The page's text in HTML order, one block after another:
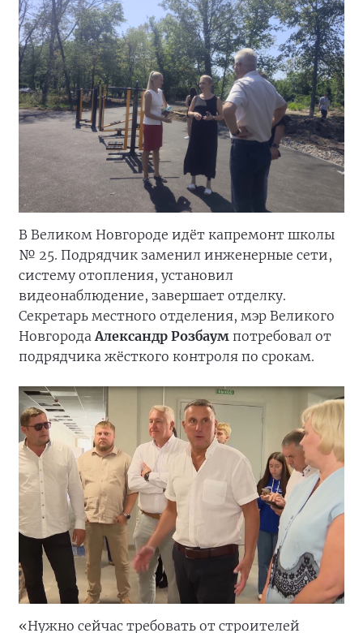
В Великом Новгороде идёт капремонт школы
№ 25. Подрядчик заменил инженерные сети,
систему отопления, установил
видеонаблюдение, завершает отделку.
Секретарь местного отделения, мэр Великого
Новгорода Александр Розбаум потребовал от
подрядчика жёсткого контроля по срокам.
«Нужно сейчас требовать от строителей